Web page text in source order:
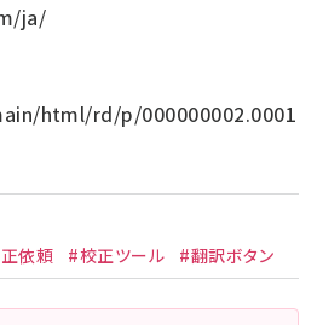
ja/
html/rd/p/000000002.0001
依頼 #校正ツール #翻訳ボタン